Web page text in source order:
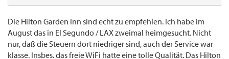
Die Hilton Garden Inn sind echt zu empfehlen. Ich habe im
August das in El Segundo / LAX zweimal heimgesucht. Nicht
nur, daß die Steuern dort niedriger sind, auch der Service war
klasse. Insbes. das freie WiFi hatte eine tolle Qualität. Das Hilton